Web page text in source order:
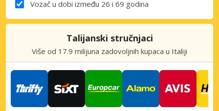
Vozač u dobi između 26 i 69 godina
Talijanski stručnjaci
Više od 17.9 milijuna zadovoljnih kupaca u Italiji